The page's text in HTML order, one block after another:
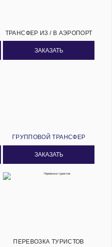
ТРАНСФЕР ИЗ / В АЭРОПОРТ
ЗАКАЗАТЬ
ГРУППОВОЙ ТРАНСФЕР
ЗАКАЗАТЬ
ПЕРЕВОЗКА ТУРИСТОВ